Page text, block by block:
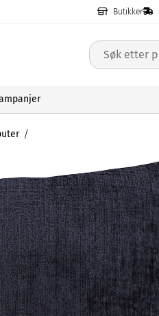
Butikker